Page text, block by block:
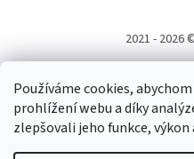
Používáme cookies,
prohlížení webu a díky
zlepšovali jeho funkce,
2021 - 2026